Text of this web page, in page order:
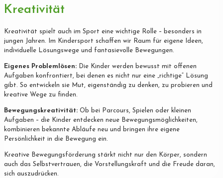
Kreativität
Kreativität spielt auch im Sport eine wichtige Rolle – besonders in
jungen Jahren. Im Kindersport schaffen wir Raum für eigene Ideen,
individuelle Lösungswege und fantasievolle Bewegungen.
Eigenes Problemlösen: Die Kinder werden bewusst mit offenen
Aufgaben konfrontiert, bei denen es nicht nur eine „richtige“ Lösung
gibt. So entwickeln sie Mut, eigenständig zu denken, zu probieren und
kreative Wege zu finden.
Bewegungskreativität: Ob bei Parcours, Spielen oder kleinen
Aufgaben – die Kinder entdecken neue Bewegungsmöglichkeiten,
kombinieren bekannte Abläufe neu und bringen ihre eigene
Persönlichkeit in die Bewegung ein.
Kreative Bewegungsförderung stärkt nicht nur den Körper, sondern
auch das Selbstvertrauen, die Vorstellungskraft und die Freude daran,
sich auszudrücken.